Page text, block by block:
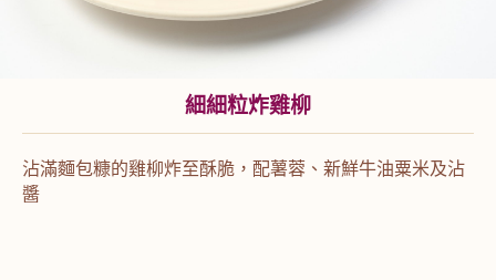
細細粒炸雞柳
沾滿麵包糠的雞柳炸至酥脆，配薯蓉、新鮮牛油粟米及沾
醬